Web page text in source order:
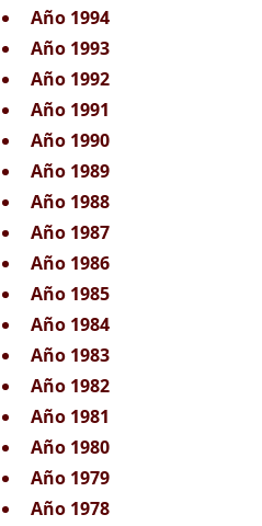
Año 1994
Año 1993
Año 1992
Año 1991
Año 1990
Año 1989
Año 1988
Año 1987
Año 1986
Año 1985
Año 1984
Año 1983
Año 1982
Año 1981
Año 1980
Año 1979
Año 1978